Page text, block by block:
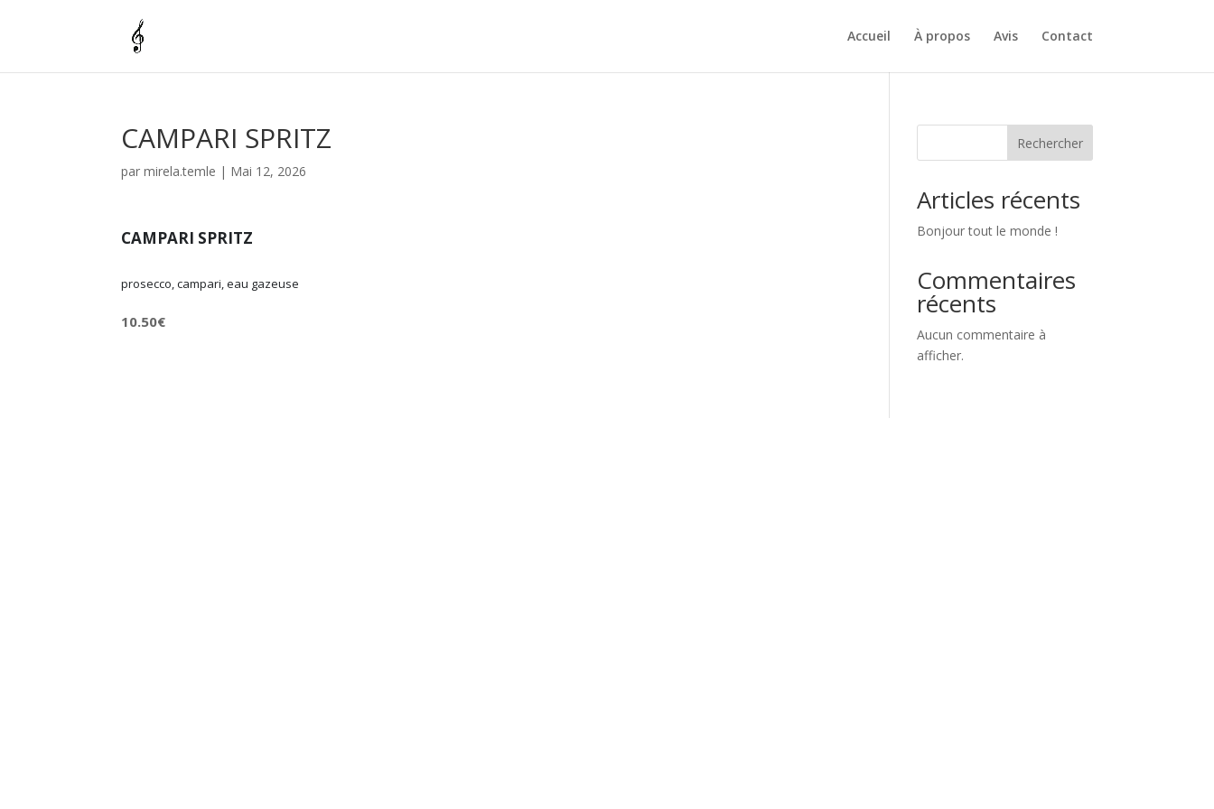
Accueil À propos Avis Contact
CAMPARI SPRITZ
parmirela.temle | Mai 12, 2026
CAMPARI SPRITZ
10.50€
prosecco, campari, eau gazeuse
Rechercher
Articles récents
Bonjour tout le monde !
Commentaires
récents
Aucun commentaire à
afficher.